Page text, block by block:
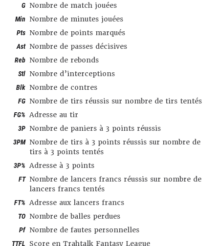
G Nombre de match jouées
Min Nombre de minutes jouées
Pts Nombre de points marqués
Ast Nombre de passes décisives
Reb Nombre de rebonds
Stl Nombre d’interceptions
Blk Nombre de contres
FG Nombre de tirs réussis sur nombre de tirs tentés
FG% Adresse au tir
3P Nombre de paniers à 3 points réussis
3PM Nombre de tirs à 3 points réussis sur nombre de
tirs à 3 points tentés
3P% Adresse à 3 points
FT Nombre de lancers francs réussis sur nombre de
lancers francs tentés
FT% Adresse aux lancers francs
TO Nombre de balles perdues
Pf Nombre de fautes personnelles
TTFL Score en Trahtalk Fantasy League